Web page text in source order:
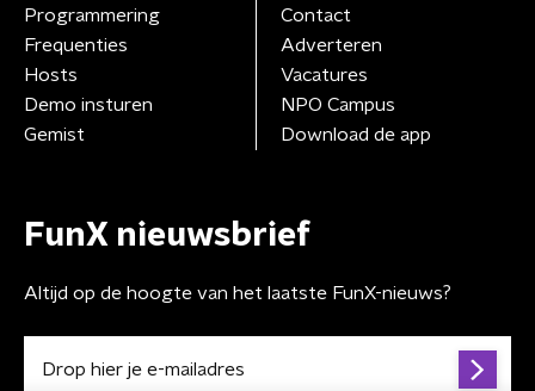
Programmering
Frequenties
Hosts
Demo insturen
Gemist
Contact
Adverteren
Vacatures
NPO Campus
Download de app
FunX nieuwsbrief
Altijd op de hoogte van het laatste FunX-nieuws?